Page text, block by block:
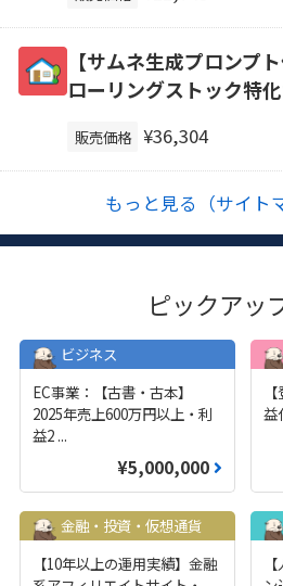
【サムネ生成プロンプ
ローリングストック特
販売価格 ¥36,304
もっと見る（サイト
ピックアッ
ビジネス
EC事業：【古書・古本】
2025年売上600万円以上・利
益2 ...
¥5,000,000
益
金融・投資・仮想通貨
【10年以上の運用実績】金融